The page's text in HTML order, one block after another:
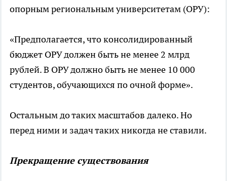
опорным региональным университетам (ОРУ):
«Предполагается, что консолидированный
бюджет ОРУ должен быть не менее 2 млрд
рублей. В ОРУ должно быть не менее 10 000
студентов, обучающихся по очной форме».
Остальным до таких масштабов далеко. Но
перед ними и задач таких никогда не ставили.
Прекращение существования